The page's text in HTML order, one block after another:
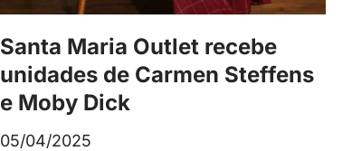
Santa Maria Outlet recebe
unidades de Carmen Steffens
e Moby Dick
05/04/2025